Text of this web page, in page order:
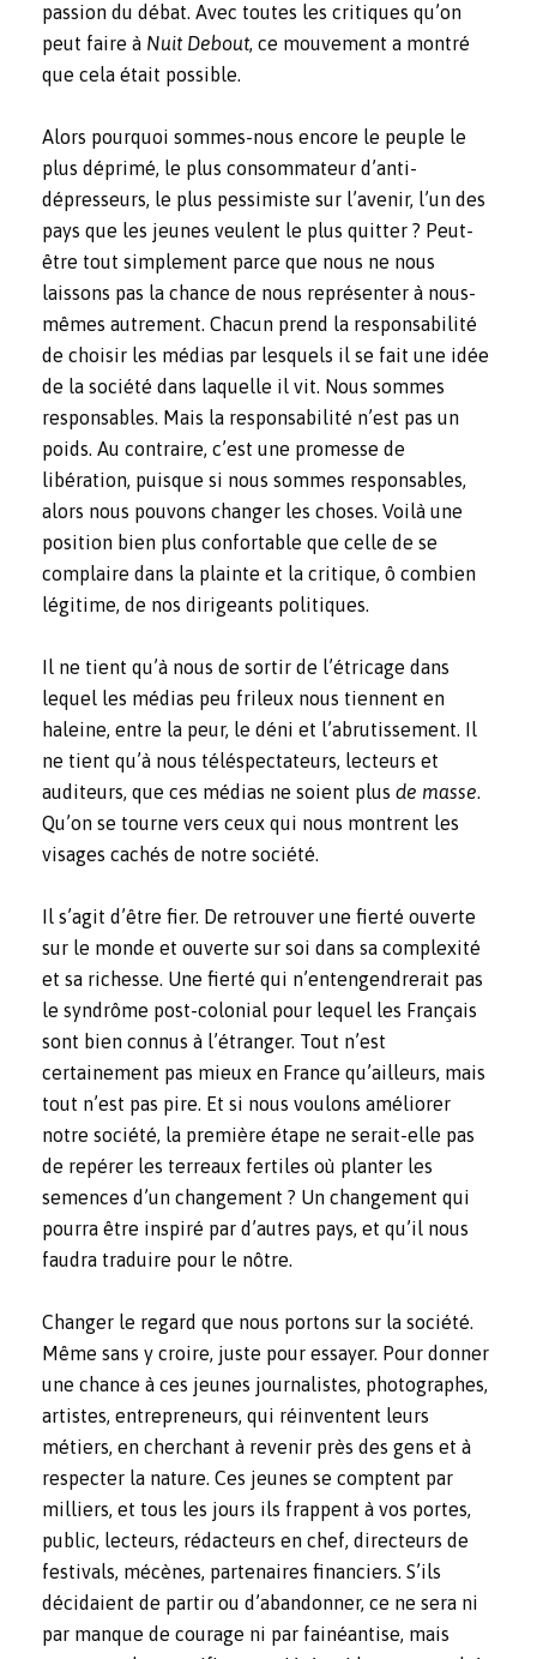
passion du débat. Avec toutes les critiques qu’on
peut faire à Nuit Debout, ce mouvement a montré
que cela était possible.
Alors pourquoi sommes-nous encore le peuple le
plus déprimé, le plus consommateur d’anti-
dépresseurs, le plus pessimiste sur l’avenir, l’un des
pays que les jeunes veulent le plus quitter ? Peut-
être tout simplement parce que nous ne nous
laissons pas la chance de nous représenter à nous-
mêmes autrement. Chacun prend la responsabilité
de choisir les médias par lesquels il se fait une idée
de la société dans laquelle il vit. Nous sommes
responsables. Mais la responsabilité n’est pas un
poids. Au contraire, c’est une promesse de
libération, puisque si nous sommes responsables,
alors nous pouvons changer les choses. Voilà une
position bien plus confortable que celle de se
complaire dans la plainte et la critique, ô combien
légitime, de nos dirigeants politiques.
Il ne tient qu’à nous de sortir de l’étricage dans
lequel les médias peu frileux nous tiennent en
haleine, entre la peur, le déni et l’abrutissement. Il
ne tient qu’à nous téléspectateurs, lecteurs et
auditeurs, que ces médias ne soient plus de masse.
Qu’on se tourne vers ceux qui nous montrent les
visages cachés de notre société.
Il s’agit d’être fier. De retrouver une fierté ouverte
sur le monde et ouverte sur soi dans sa complexité
et sa richesse. Une fierté qui n’entengendrerait pas
le syndrôme post-colonial pour lequel les Français
sont bien connus à l’étranger. Tout n’est
certainement pas mieux en France qu’ailleurs, mais
tout n’est pas pire. Et si nous voulons améliorer
notre société, la première étape ne serait-elle pas
de repérer les terreaux fertiles où planter les
semences d’un changement ? Un changement qui
pourra être inspiré par d’autres pays, et qu’il nous
faudra traduire pour le nôtre.
Changer le regard que nous portons sur la société.
Même sans y croire, juste pour essayer. Pour donner
une chance à ces jeunes journalistes, photographes,
artistes, entrepreneurs, qui réinventent leurs
métiers, en cherchant à revenir près des gens et à
respecter la nature. Ces jeunes se comptent par
milliers, et tous les jours ils frappent à vos portes,
public, lecteurs, rédacteurs en chef, directeurs de
festivals, mécènes, partenaires financiers. S’ils
décidaient de partir ou d’abandonner, ce ne sera ni
par manque de courage ni par fainéantise, mais